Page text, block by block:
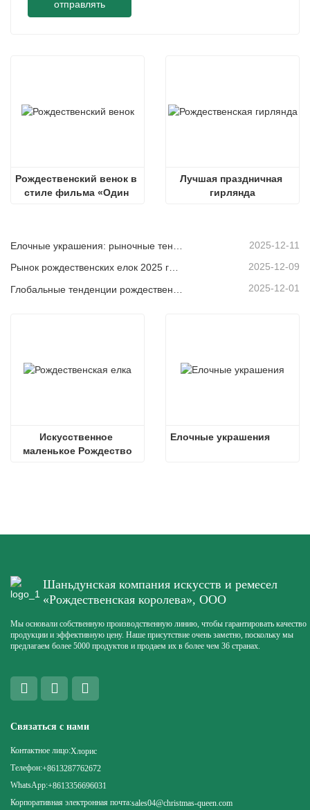
отправлять
Рождественский венок в
стиле фильма «Один
Лучшая праздничная
гирлянда
2025-12-11
Рынок рождественских елок 2025 года: тенденции, технологии и руководство по закупкам для B2B-покупателей 2025-12-09
2025-12-01
Искусственное
маленькое Рождество
Елочные украшения
Шаньдунская компания искусств и ремесел
«Рождественская королева», ООО
Мы основали собственную производственную линию, чтобы гарантировать качество
продукции и эффективную цену. Наше присутствие очень заметно, поскольку мы
предлагаем более 5000 продуктов и продаем их в более чем 36 странах.
Связаться с нами
Контактное лицо:Хлорис
Телефон:+8613287762672
WhatsApp:+8613356696031
Корпоративная электронная почта:sales04@christmas-queen.com